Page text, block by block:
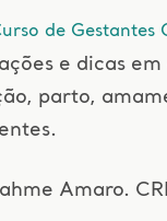
de Gestantes
e dicas
parto,
Amaro.